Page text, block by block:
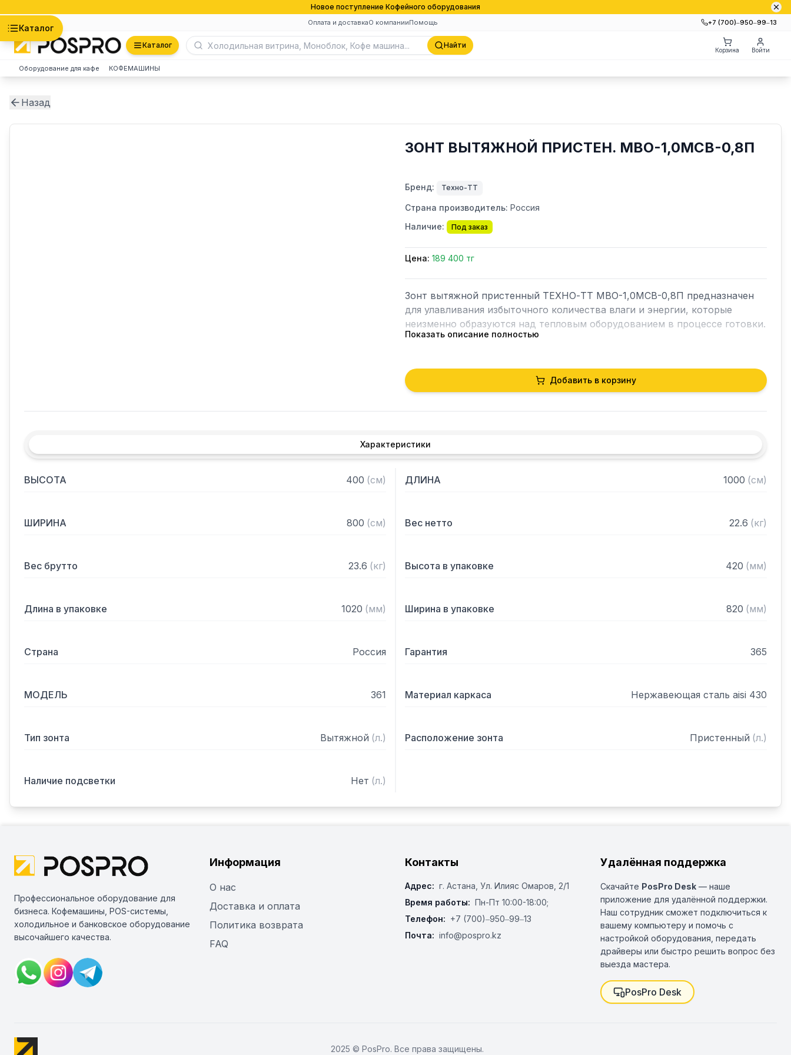
Новое поступление Кофейного оборудования
Оплата и доставкаО компанииПомощь +7 (700)‒950‒99‒13
Каталог
Каталог Найти
Корзина Войти
Оборудование для кафе КОФЕМАШИНЫ
Назад
ЗОНТ ВЫТЯЖНОЙ ПРИСТЕН. МВО-1,0МСВ-0,8П
Бренд: Техно-ТТ
Страна производитель: Россия
Наличие:
Под заказ
Цена: 189 400 тг
Зонт вытяжной пристенный ТЕХНО-ТТ МВО-1,0МСВ-0,8П предназначен
для улавливания избыточного количества влаги и энергии, которые
неизменно образуются над тепловым оборудованием в процессе готовки.
которые в противном случае оседали бы на предметах мебели и кухонной
утвари. Поэтому это оборудование формирует микроклимат в помещении
и защищает сотрудников горячего цеха.
— Вытяжной пристенный
— Материал: нержавеющая сталь AISI 430 толщиной 0,8мм
Показать описание полностью
Добавить в корзину
Характеристики
ВЫСОТА 400 (см) ДЛИНА 1000 (см)
ШИРИНА 800 (см) Вес нетто 22.6 (кг)
Вес брутто 23.6 (кг) Высота в упаковке 420 (мм)
Длина в упаковке 1020 (мм) Ширина в упаковке 820 (мм)
Страна Россия Гарантия 365
МОДЕЛЬ 361 Материал каркаса Нержавеющая сталь aisi 430
Тип зонта Вытяжной (л.) Расположение зонта Пристенный (л.)
Наличие подсветки Нет (л.)
Профессиональное оборудование для
бизнеса. Кофемашины, POS-системы,
холодильное и банковское оборудование
высочайшего качества.
Информация
О нас
Доставка и оплата
Политика возврата
FAQ
Контакты
Адрес: г. Астана, ​Ул. Илияс Омаров, 2/1
Время работы: Пн-Пт 10:00-18:00;
Телефон: +7 (700)‒950‒99‒13
Почта: info@pospro.kz
Удалённая поддержка
Скачайте PosPro Desk — наше
приложение для удалённой поддержки.
Наш сотрудник сможет подключиться к
вашему компьютеру и помочь с
настройкой оборудования, передать
драйверы или быстро решить вопрос без
выезда мастера.
PosPro Desk
2025 © PosPro. Все права защищены.